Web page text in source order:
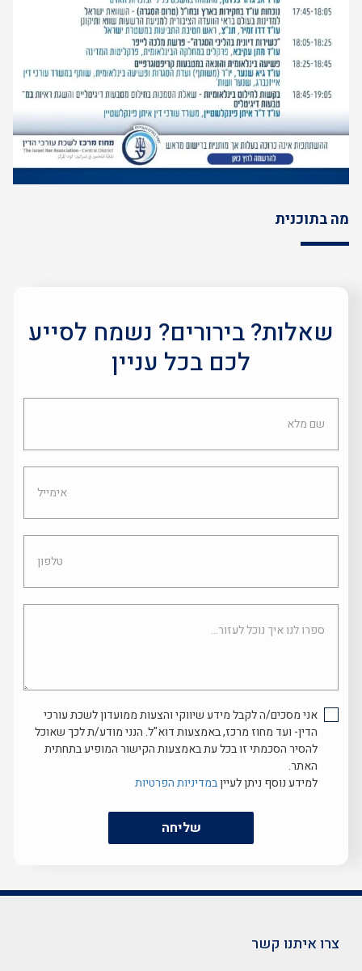
מה בתוכנית
שאלות? בירורים? נשמח לסייע
לכם בכל עניין
שם
מלא
אימייל
טלפון
ספרו
לנו
אני מסכים/ה לקבל מידע שיווקי והצעות ממועדון לשכת עורכי
הדין- ועד מחוז מרכז, באמצעות דוא"ל. הנני מודע/ת לכך שאוכל
להסיר הסכמתי זו בכל עת באמצעות הקישור המופיע בתחתית
האתר.
למידע נוסף ניתן לעייןבמדיניות הפרטיות
שליחה
צרו איתנו קשר